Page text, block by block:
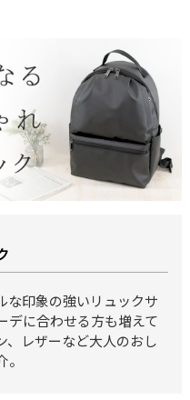
な印象の強いリュックサ
デに合わせる方も増えて
、レザーなど大人のおし